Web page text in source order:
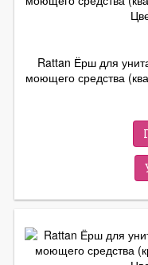
Rattan Ёрш для
моющего средства